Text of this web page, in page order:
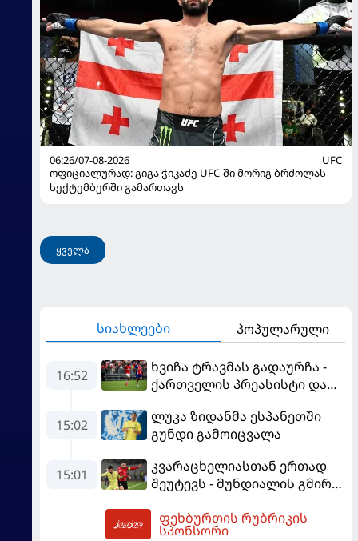
06:26/07-08-2026
UFC
ოფიციალურად: გიგა ჭიკაძე UFC-ში მორიგ ბრძოლას
სექტემბერში გამართავს
ყველა
სიახლეები პოპულარული
16:52
ხვიჩა ტრავმას გადაურჩა -
ქართველის პრეასისტი და
იუნაიტედთან"
15:02
ლუკა ზიდანმა ესპანეთში
გუნდი გამოიცვალა
15:01
კვარაცხელიასთან ერთად
შეუტევს - მუნდიალის გმირი
გახდება
ფეხბურთის რუბრიკის
სპონსორი